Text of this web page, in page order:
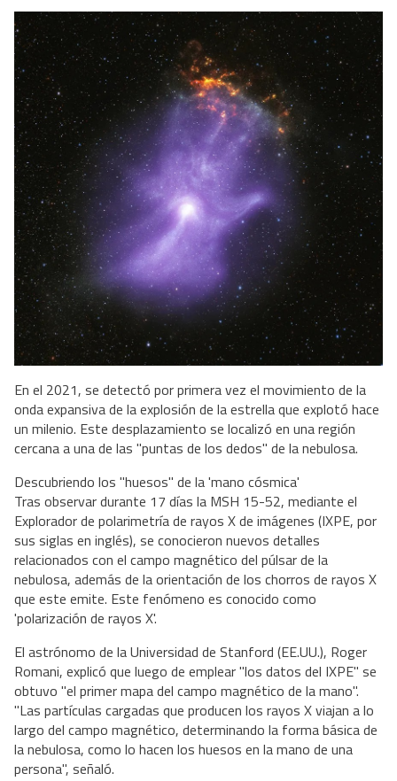
En el 2021, se detectó por primera vez el movimiento de la
onda expansiva de la explosión de la estrella que explotó hace
un milenio. Este desplazamiento se localizó en una región
cercana a una de las "puntas de los dedos" de la nebulosa.
Descubriendo los "huesos" de la 'mano cósmica'
Tras observar durante 17 días la MSH 15-52, mediante el
Explorador de polarimetría de rayos X de imágenes (IXPE, por
sus siglas en inglés), se conocieron nuevos detalles
relacionados con el campo magnético del púlsar de la
nebulosa, además de la orientación de los chorros de rayos X
que este emite. Este fenómeno es conocido como
'polarización de rayos X'.
El astrónomo de la Universidad de Stanford (EE.UU.), Roger
Romani, explicó que luego de emplear "los datos del IXPE" se
obtuvo "el primer mapa del campo magnético de la mano".
"Las partículas cargadas que producen los rayos X viajan a lo
largo del campo magnético, determinando la forma básica de
la nebulosa, como lo hacen los huesos en la mano de una
persona", señaló.